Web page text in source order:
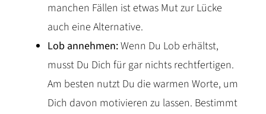
manchen Fällen ist etwas Mut zur Lücke
auch eine Alternative.
Lob annehmen:Wenn Du Lob erhältst,
musst Du Dich für gar nichts rechtfertigen.
Am besten nutzt Du die warmen Worte, um
Dich davon motivieren zu lassen. Bestimmt